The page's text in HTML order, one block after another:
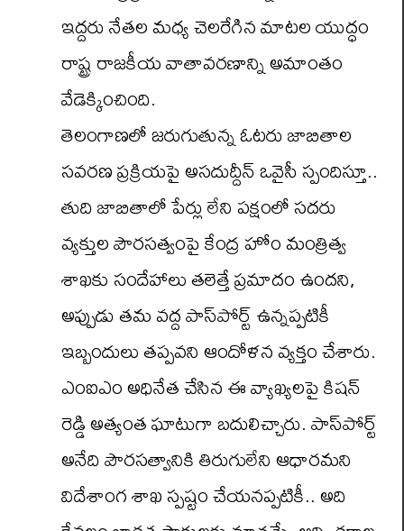
ఇద్దరు నేతల మధ్య చెలరేగిన మాటల యుద్ధం
రాష్ట్ర రాజకీయ వాతావరణాన్ని అమాంతం
వేడెక్కించింది.
తెలంగాణలో జరుగుతున్న ఓటరు జాబితాల
సవరణ ప్రక్రియపై అసదుద్దీన్ ఒవైసీ స్పందిస్తూ..
తుది జాబితాలో పేర్లు లేని పక్షంలో సదరు
వ్యక్తుల పౌరసత్వంపై కేంద్ర హోం మంత్రిత్వ
శాఖకు సందేహాలు తలెత్తే ప్రమాదం ఉందని,
అప్పుడు తమ వద్ద పాస్‌పోర్ట్ ఉన్నప్పటికీ
ఇబ్బందులు తప్పవని ఆందోళన వ్యక్తం చేశారు.
ఎంఐఎం అధినేత చేసిన ఈ వ్యాఖ్యలపై కిషన్
రెడ్డి అత్యంత ఘాటుగా బదులిచ్చారు. పాస్‌పోర్ట్
అనేది పౌరసత్వానికి తిరుగులేని ఆధారమని
విదేశాంగ శాఖ స్పష్టం చేయనప్పటికీ.. అది